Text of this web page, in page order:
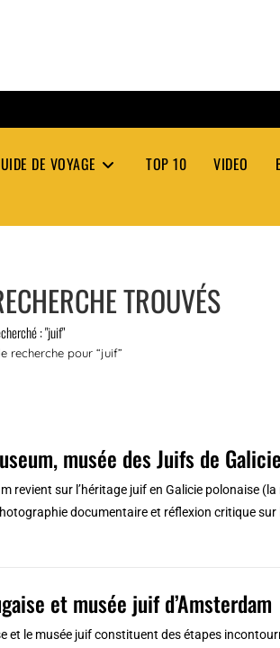
DE VOYAGE TOP 10 VIDEO
TROUVÉS
: "juif"
recherche pour “juif”
musée des Juifs de
revient sur l’héritage juif en Galicie polonaise
documentaire et réflexion critique
et musée juif d’Amsterdam
et le musée juif constituent des étapes